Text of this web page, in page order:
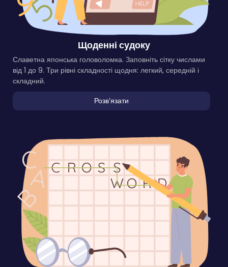
Щоденні судоку
Славетна японська головоломка. Заповніть сітку числами
від 1 до 9. Три рівні складності щодня: легкий, середній і
складний.
Розвʼязати